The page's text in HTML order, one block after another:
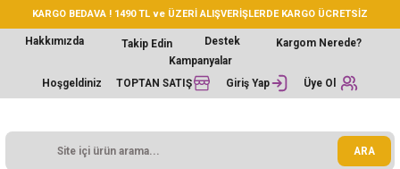
KARGO BEDAVA ! 1490 TL ve ÜZERİ ALIŞVERİŞLERDE KARGO ÜCRETSİZ
Hakkımızda Takip Edin Destek
Kargom Nerede?
Kampanyalar
Hoşgeldiniz
TOPTAN SATIŞ Giriş Yap Üye Ol
ARA